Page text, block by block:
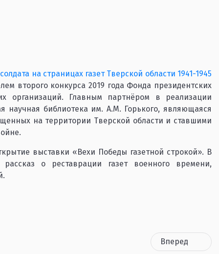
на страницах газет Тверской области 1941-1945
второго конкурса 2019 года Фонда президентских
организаций. Главным партнёром в реализации
научная библиотека им. А.М. Горького, являющаяся
на территории Тверской области и ставшими
выставки «Вехи Победы газетной строкой». В
о реставрации газет военного времени,
Вперед